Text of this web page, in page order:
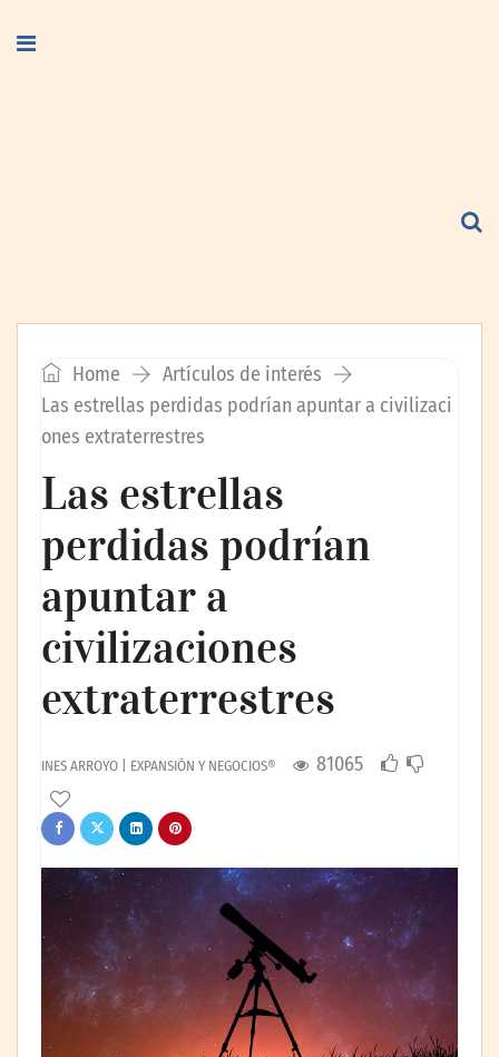
Home
Artículos de interés
Las estrellas perdidas podrían apuntar a civilizaci
ones extraterrestres
Las estrellas
perdidas podrían
apuntar a
civilizaciones
extraterrestres
INES ARROYO | EXPANSIÓN Y NEGOCIOS® 81065